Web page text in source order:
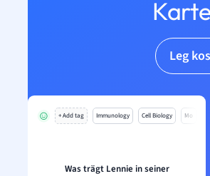
Leg
+ Add tag Immunology Cell Biology Mo
Was trägt Lennie in seiner